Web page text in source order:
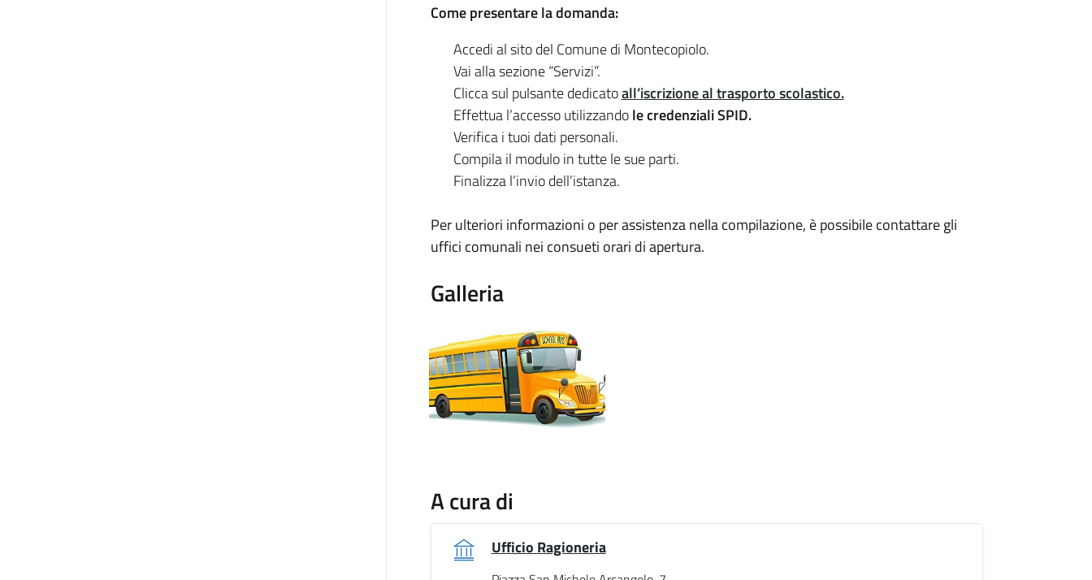
Come presentare la domanda:
Accedi al sito del Comune di Montecopiolo.
Vai alla sezione “Servizi”.
Clicca sul pulsante dedicatoall’iscrizione al trasporto scolastico.
Effettua l’accesso utilizzandole credenziali SPID.
Verifica i tuoi dati personali.
Compila il modulo in tutte le sue parti.
Finalizza l’invio dell’istanza.
Per ulteriori informazioni o per assistenza nella compilazione, è possibile contattare gli
uffici comunali nei consueti orari di apertura.
Galleria
A cura di
Ufficio Ragioneria